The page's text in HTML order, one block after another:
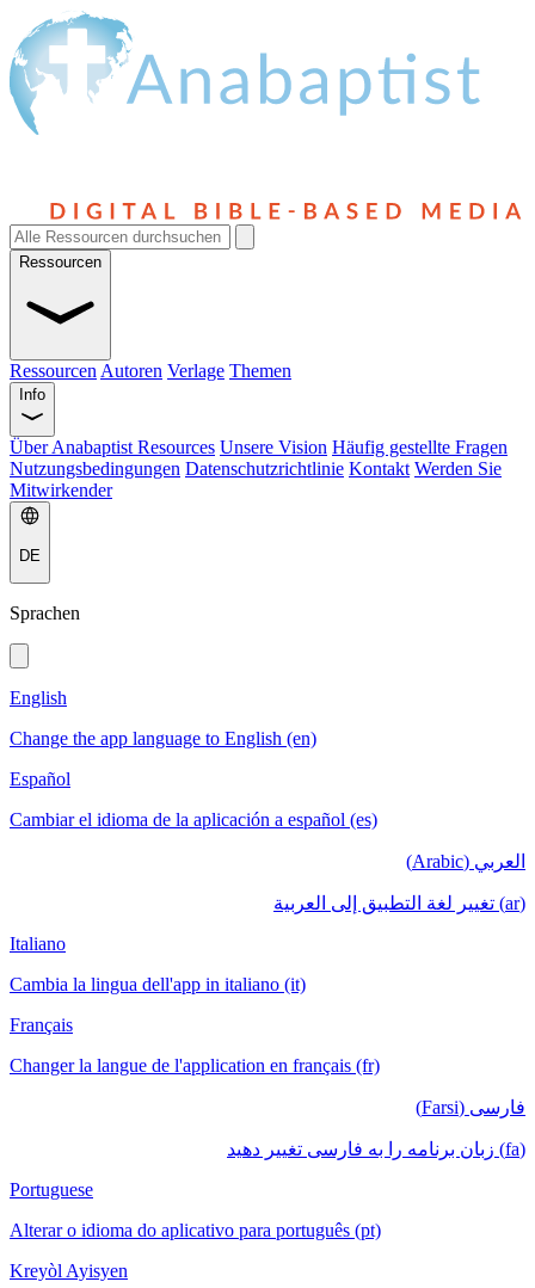
Ressourcen
Ressourcen Autoren Verlage Themen
Info
Über Anabaptist Resources Unsere Vision Häufig gestellte Fragen
Nutzungsbedingungen Datenschutzrichtlinie Kontakt Werden Sie
Mitwirkender
DE
Sprachen
English
Change the app language to English (en)
Español
Cambiar el idioma de la aplicación a español (es)
العربي (Arabic)
(ar) تغيير لغة التطبيق إلى العربية
Italiano
Cambia la lingua dell'app in italiano (it)
Français
Changer la langue de l'application en français (fr)
فارسی (Farsi)
(fa) زبان برنامه را به فارسی تغییر دهید
Portuguese
Alterar o idioma do aplicativo para português (pt)
Kreyòl Ayisyen